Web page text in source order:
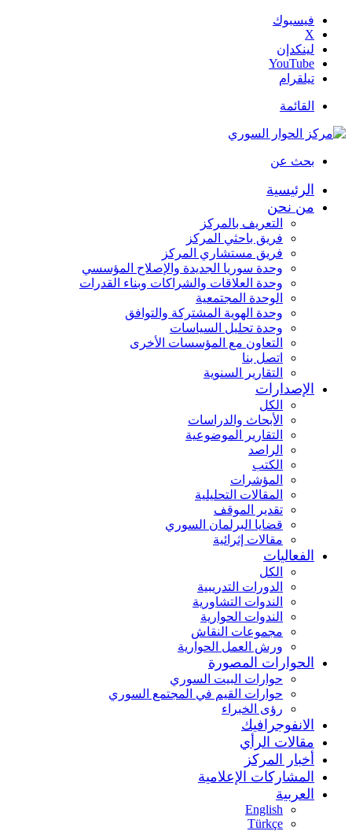
فيسبوك
‫X
لينكدإن
‫YouTube
تيلقرام
القائمة
بحث عن
الرئيسية
من نحن
التعريف بالمركز
فريق باحثي المركز
فريق مستشاري المركز
وحدة سوريا الجديدة والإصلاح المؤسسي
وحدة العلاقات والشراكات وبناء القدرات
الوحدة المجتمعية
وحدة الهوية المشتركة والتوافق
وحدة تحليل السياسات
التعاون مع المؤسسات الأخرى
اتصل بنا
التقارير السنوية
الإصدارات
الكل
الأبحاث والدراسات
التقارير الموضوعية
الراصد
الكتب
المؤشرات
المقالات التحليلية
تقدير الموقف
قضايا البرلمان السوري
مقالات إثرائية
الفعاليات
الكل
الدورات التدريبية
الندوات التشاورية
الندوات الحوارية
مجموعات النقاش
ورش العمل الحوارية
الحوارات المصورة
حوارات البيت السوري
حوارات القيم في المجتمع السوري
رؤى الخبراء
الانفوجرافيك
مقالات الرأي
أخبار المركز
المشاركات الإعلامية
العربية
English
Türkçe